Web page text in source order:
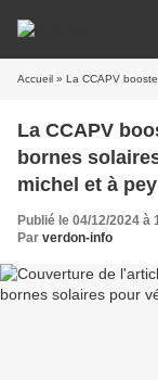
Accueil » La CCAPV booste la
La CCAPV
bornes
michel et à
Publié le 04/12/2024 à
Par verdon-info